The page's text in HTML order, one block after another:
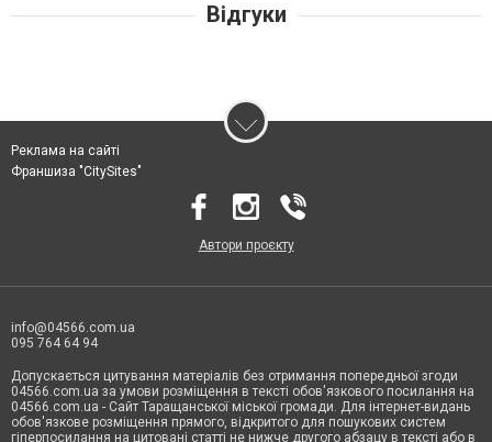
Відгуки
Реклама на сайті
Франшиза "CitySites"
Автори проєкту
info@04566.com.ua
095 764 64 94
Допускається цитування матеріалів без отримання попередньої згоди
04566.com.ua за умови розміщення в тексті обов'язкового посилання на
04566.com.ua - Cайт Таращанської міської громади. Для інтернет-видань
обов'язкове розміщення прямого, відкритого для пошукових систем
гіперпосилання на цитовані статті не нижче другого абзацу в тексті або в